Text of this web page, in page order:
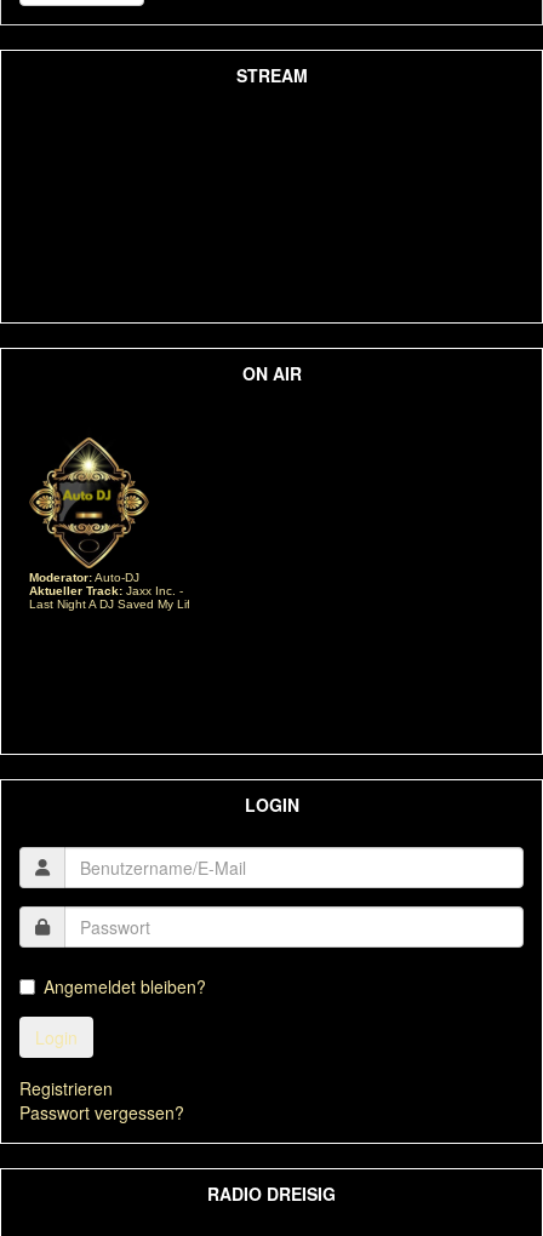
STREAM
ON AIR
LOGIN
Angemeldet bleiben?
Login
Registrieren
Passwort vergessen?
RADIO DREISIG